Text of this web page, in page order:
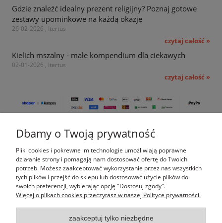
Gdzie znaleźć idealny prezent religijny? Poznaj gotowe
zestawy upominkowe na każdą okazję
26-02-2026 , Itertus
czytaj całość »
Kielich mszalny - małe kompendium dla ciekawych
02-01-2026 , Itertus
czytaj całość »
Pomoc
Moje konto
Płatności i dostawa
Informacje
Dbamy o Twoją prywatność
Pliki cookies i pokrewne im technologie umożliwiają poprawne
działanie strony i pomagają nam dostosować ofertę do Twoich
potrzeb. Możesz zaakceptować wykorzystanie przez nas wszystkich
tych plików i przejść do sklepu lub dostosować użycie plików do
swoich preferencji, wybierając opcję "Dostosuj zgody".
Więcej o plikach cookies przeczytasz w naszej Polityce prywatności.
zaakceptuj tylko niezbędne